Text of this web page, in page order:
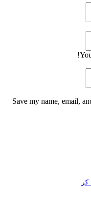
Save my name, email,